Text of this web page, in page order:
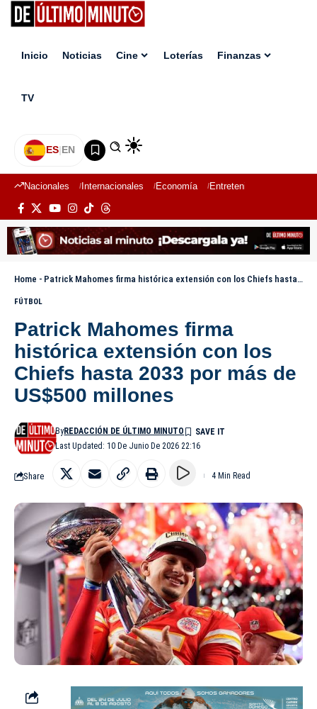
Inicio Noticias Cine Loterías Finanzas
TV
ES|EN
Nacionales Internacionales Economía Entretenimiento
Home - Patrick Mahomes firma histórica extensión con los Chiefs hasta 2033 por más de US$500 millones
FÚTBOL
Patrick Mahomes firma
histórica extensión con los
Chiefs hasta 2033 por más de
US$500 millones
Last Updated: 10 De Junio De 2026 22:16
ByREDACCIÓN DE ÚLTIMO MINUTO
Share 4 Min Read